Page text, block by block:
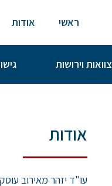
ראשי אודות
צוואות וירושות
אודות
עו"ד יזהר מאירוב